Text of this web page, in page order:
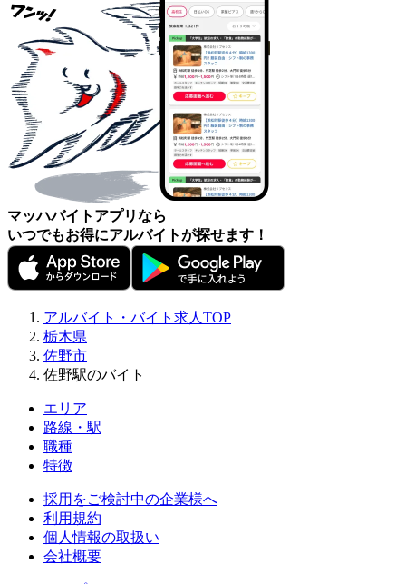
マッハバイトアプリなら
いつでもお得にアルバイトが探せます！
アルバイト・バイト求人TOP
栃木県
佐野市
佐野駅のバイト
エリア
路線・駅
職種
特徴
採用をご検討中の企業様へ
利用規約
個人情報の取扱い
会社概要